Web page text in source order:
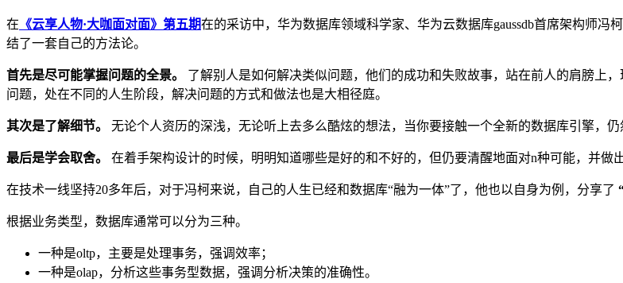
在 《云享人物·大咖面对面》第五期在的采访中，华为数据库领域科学家、华为云数据库gaussdb首席架构师
结了一套自己的方法论。
首先是尽可能掌握问题的全景。
了解别人是如何解决类似问题，他们的成功和失败故事，站在前人的肩膀上
问题，处在不同的人生阶段，解决问题的方式和做法也是大相径庭。
其次是了解细节。 无论个人资历的深浅，无论听上去多么酷炫的想法，当你要接触一个全新的数据库引擎，
最后是学会取舍。 在着手架构设计的时候，明明知道哪些是好的和不好的，但仍要清醒地面对n种可能，并做
在技术一线坚持20多年后，对于冯柯来说，自己的人生已经和数据库“融为一体”了，他也以自身为例，分享了
根据业务类型，数据库通常可以分为三种。
一种是oltp，主要是处理事务，强调效率；
一种是olap，分析这些事务型数据，强调分析决策的准确性。